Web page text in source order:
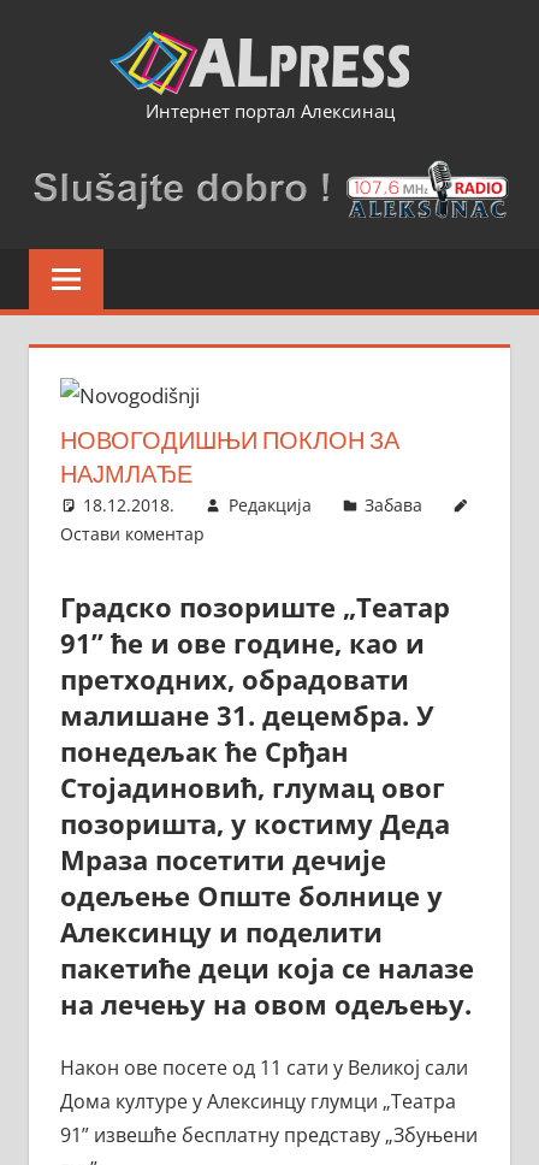
Интернет портал Алексинац
НОВОГОДИШЊИ ПОКЛОН ЗА
НАЈМЛАЂЕ
18.12.2018. Редакција
Забава
Остави коментар
Градско позориште „Театар
91” ће и ове године, као и
претходних, обрадовати
малишане 31. децембра. У
понедељак ће Срђан
Стојадиновић, глумац овог
позоришта, у костиму Деда
Мраза посетити дечије
одељење Опште болнице у
Алексинцу и поделити
пакетиће деци која се налазе
на лечењу на овом одељењу.
Након ове посете од 11 сати у Великој сали
Дома културе у Алексинцу глумци „Театра
91” извешће бесплатну представу „Збуњени